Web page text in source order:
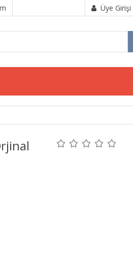
Üye Girişi